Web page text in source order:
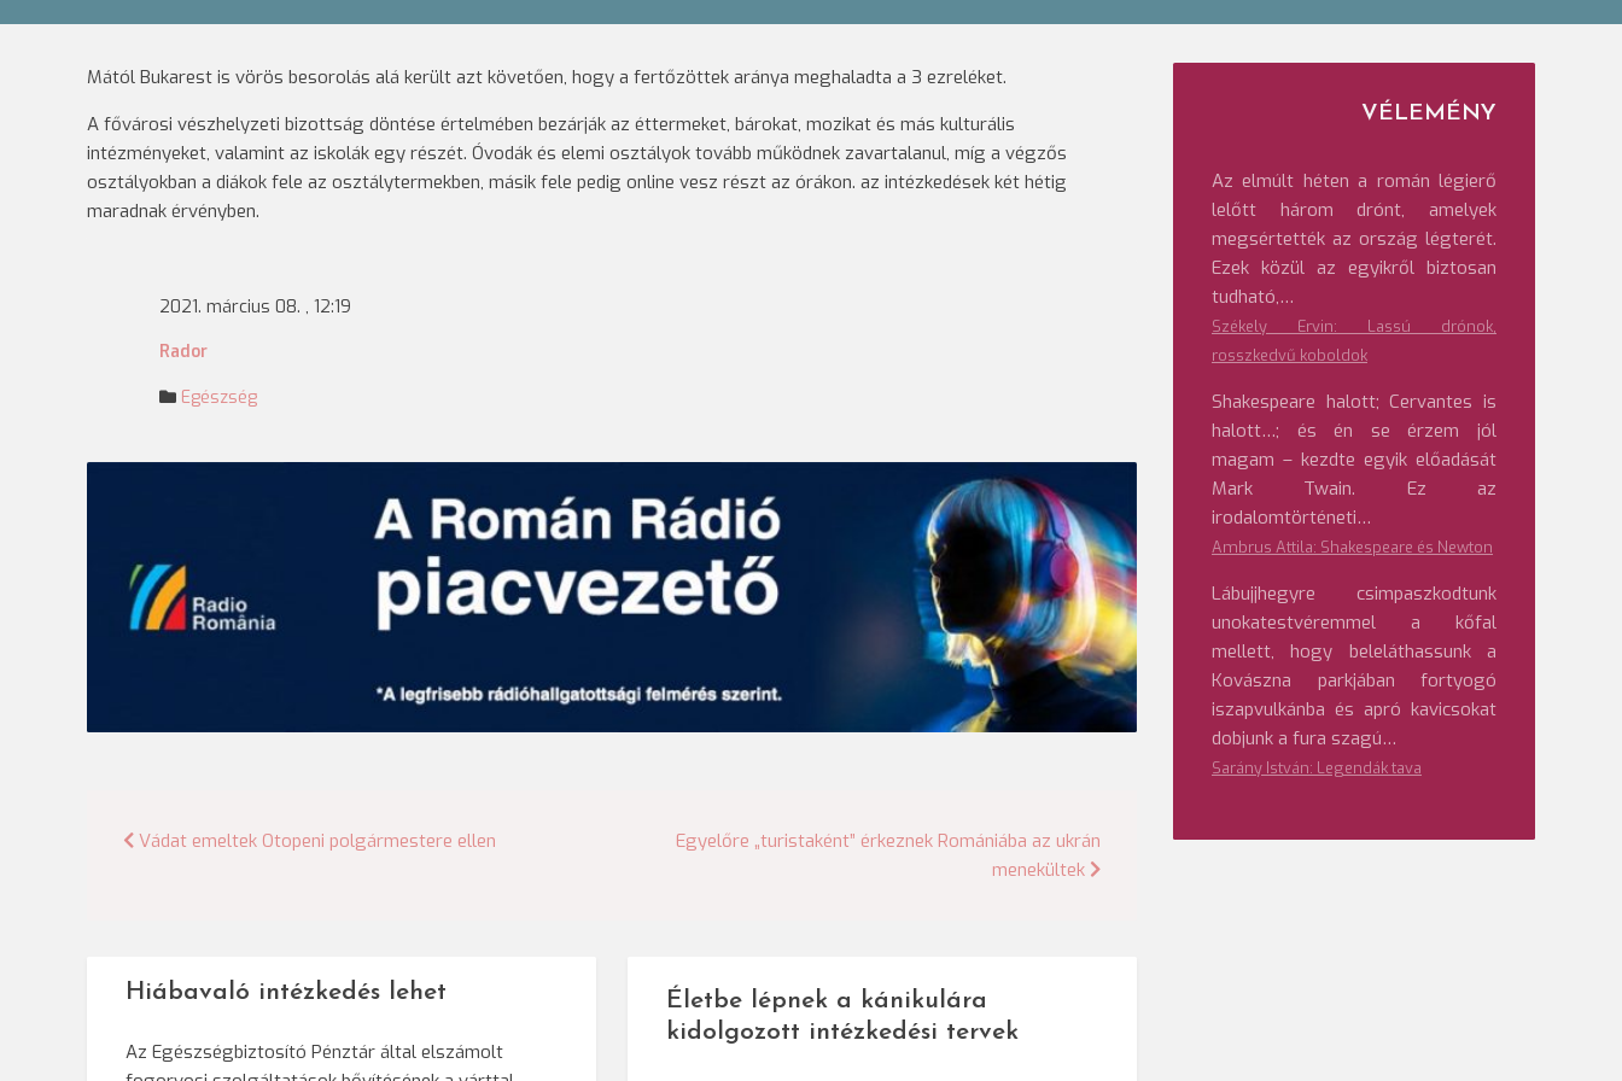
Mától Bukarest is vörös besorolás alá került azt követően, hogy a fertőzöttek aránya meghaladta a 3 ezreléket.
A fővárosi vészhelyzeti bizottság döntése értelmében bezárják az éttermeket, bárokat, mozikat és más kulturális
intézményeket, valamint az iskolák egy részét. Óvodák és elemi osztályok tovább működnek zavartalanul, míg a végzős
osztályokban a diákok fele az osztálytermekben, másik fele pedig online vesz részt az órákon. az intézkedések két hétig
maradnak érvényben.
2021. március 08. , 12:19
Rador
Egészség
Bejegyzés
Vádat emeltek Otopeni polgármestere ellen
Egyelőre „turistaként” érkeznek Romániába az ukrán
menekültek
Hiábavaló intézkedés lehet
Az Egészségbiztosító Pénztár által elszámolt
Életbe lépnek a kánikulára
kidolgozott intézkedési tervek
VÉLEMÉNY
Az elmúlt héten a román légierő
lelőtt három drónt, amelyek
megsértették az ország légterét.
Ezek közül az egyikről biztosan
tudható,…
Székely Ervin: Lassú drónok,
rosszkedvű koboldok
Shakespeare halott; Cervantes is
halott…; és én se érzem jól
magam – kezdte egyik előadását
Mark Twain. Ez az
irodalomtörténeti…
Ambrus Attila: Shakespeare és Newton
Lábujjhegyre csimpaszkodtunk
unokatestvéremmel a kőfal
mellett, hogy beleláthassunk a
Kovászna parkjában fortyogó
iszapvulkánba és apró kavicsokat
dobjunk a fura szagú…
Sarány István: Legendák tava